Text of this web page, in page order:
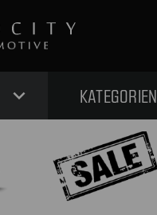
expand_more KATEGORIEN